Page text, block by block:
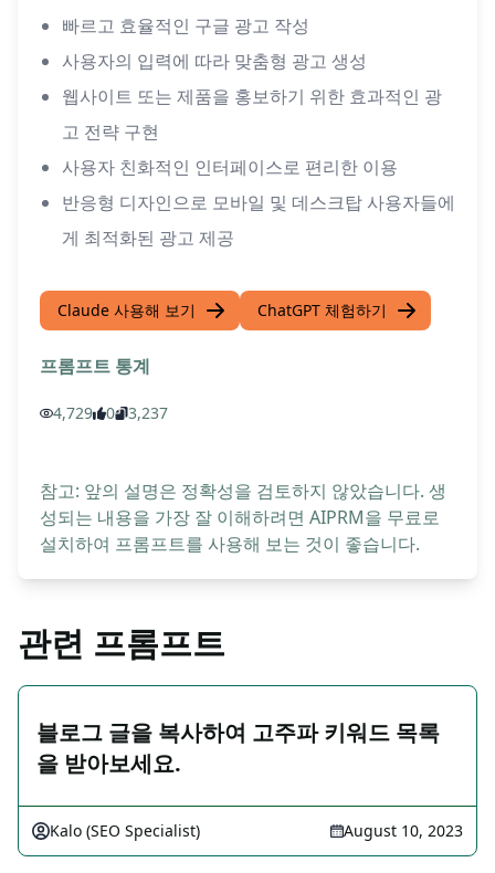
빠르고 효율적인 구글 광고 작성
사용자의 입력에 따라 맞춤형 광고 생성
웹사이트 또는 제품을 홍보하기 위한 효과적인 광
고 전략 구현
사용자 친화적인 인터페이스로 편리한 이용
반응형 디자인으로 모바일 및 데스크탑 사용자들에
게 최적화된 광고 제공
Claude 사용해 보기 ChatGPT 체험하기
프롬프트 통계
4,729 0 3,237
참고: 앞의 설명은 정확성을 검토하지 않았습니다. 생
성되는 내용을 가장 잘 이해하려면 AIPRM을 무료로
설치하여 프롬프트를 사용해 보는 것이 좋습니다.
관련 프롬프트
블로그 글을 복사하여 고주파 키워드 목록
을 받아보세요.
Kalo (SEO Specialist) August 10, 2023